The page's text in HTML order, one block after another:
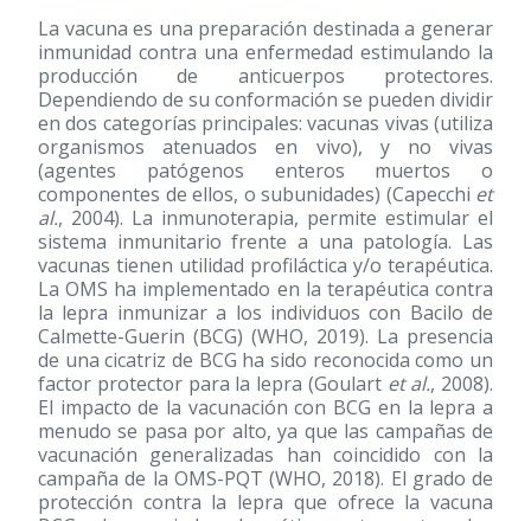
La vacuna es una preparación destinada a generar
inmunidad contra una enfermedad estimulando la
producción de anticuerpos protectores.
Dependiendo de su conformación se pueden dividir
en dos categorías principales: vacunas vivas (utiliza
organismos atenuados en vivo), y no vivas
(agentes patógenos enteros muertos o
componentes de ellos, o subunidades) (Capecchi et
al., 2004). La inmunoterapia, permite estimular el
sistema inmunitario frente a una patología. Las
vacunas tienen utilidad profiláctica y/o terapéutica.
La OMS ha implementado en la terapéutica contra
la lepra inmunizar a los individuos con Bacilo de
Calmette-Guerin (BCG) (WHO, 2019). La presencia
de una cicatriz de BCG ha sido reconocida como un
factor protector para la lepra (Goulart et al., 2008).
El impacto de la vacunación con BCG en la lepra a
menudo se pasa por alto, ya que las campañas de
vacunación generalizadas han coincidido con la
campaña de la OMS-PQT (WHO, 2018). El grado de
protección contra la lepra que ofrece la vacuna